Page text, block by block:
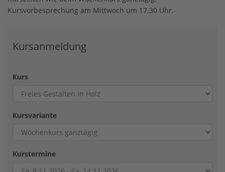
Kursvorbesprechung am Mittwoch um 17.30 Uhr.
Kursanmeldung
Kurs
Kursvariante
Kurstermine